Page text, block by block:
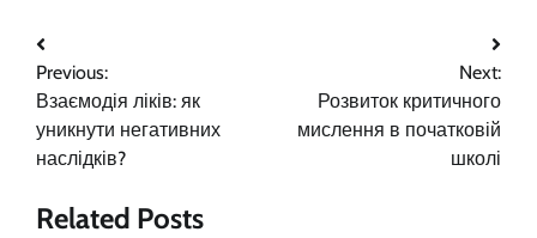
Навигация
по
записям
Previous:
Взаємодія ліків: як
уникнути негативних
наслідків?
Next:
Розвиток критичного
мислення в початковій
школі
Related Posts